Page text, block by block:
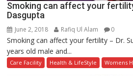
Smoking can affect your
Dasgupta
June 2, 2018 Rafiq Ul Alam 0
Smoking can affect your fertility – Dr.
years old male and...
Care Facility Health & LifeStyle Womens